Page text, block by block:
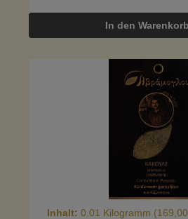
verwendet, indem das Fleisch –
sich auch hervorragend für
Fleischgerichte und verleiht ihnen
griechischen
In den Warenkorb
Inhalt: 0.01 Kilogramm